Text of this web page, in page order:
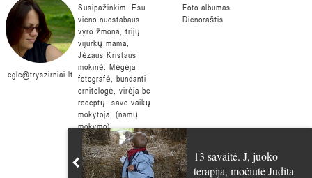
13 savaitė. J, juoko
terapija, močiutė Judita
egle@tryszirniai.lt
Susipažinkim. Esu
vieno nuostabaus
vyro žmona, trijų
vijurkų mama,
Jėzaus Kristaus
mokinė. Mėgėja
fotografė, bundanti
ornitologė, virėja be
receptų, savo vaikų
mokytoja, (namų
mokymo)
homeschooling
šalininkė. Svajojanti
turėti penketą
arklių, porą ožkų,
Foto albumas
Dienoraštis